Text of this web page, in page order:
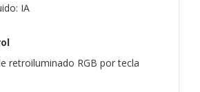
IA
retroiluminado RGB por tecla